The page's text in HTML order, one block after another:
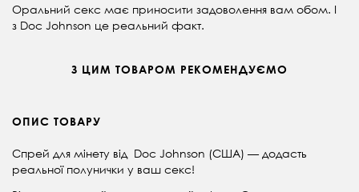
Оральний секс має приносити задоволення вам обом. І
з Doc Johnson це реальний факт.
З ЦИМ ТОВАРОМ РЕКОМЕНДУЄМО
ОПИС ТОВАРУ
Спрей для мінету від Doc Johnson (CША) — додасть
реальної полунички у ваш секс!